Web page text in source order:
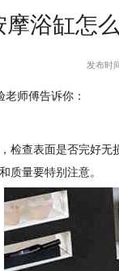
摩浴缸怎
发布时
师傅告诉你：
检查表面是否完好
质量要特别注意。